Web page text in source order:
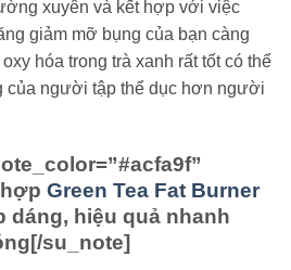
xuyên và kết hợp với việc
giảm mỡ bụng của bạn càng
hóa trong trà xanh rất tốt có thể
của người tập thể dục hơn người
Green Tea Fat Burner
dáng, hiệu quả nhanh
[/su_note]